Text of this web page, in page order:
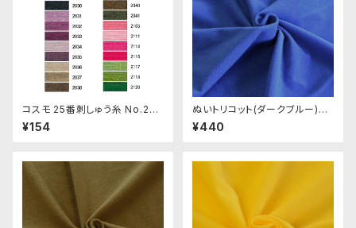
コスモ 25番刺しゅう糸 No.202
9‾2120
¥154
ぬいトリコット(ダークブルー)NL
033 ぬいぐるみ用薄手パイル生
地 20cm
¥440